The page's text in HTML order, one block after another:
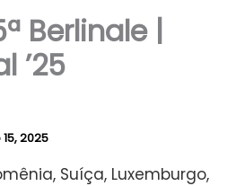
Berlinale |
’25
2025
Suíça, Luxemburgo,